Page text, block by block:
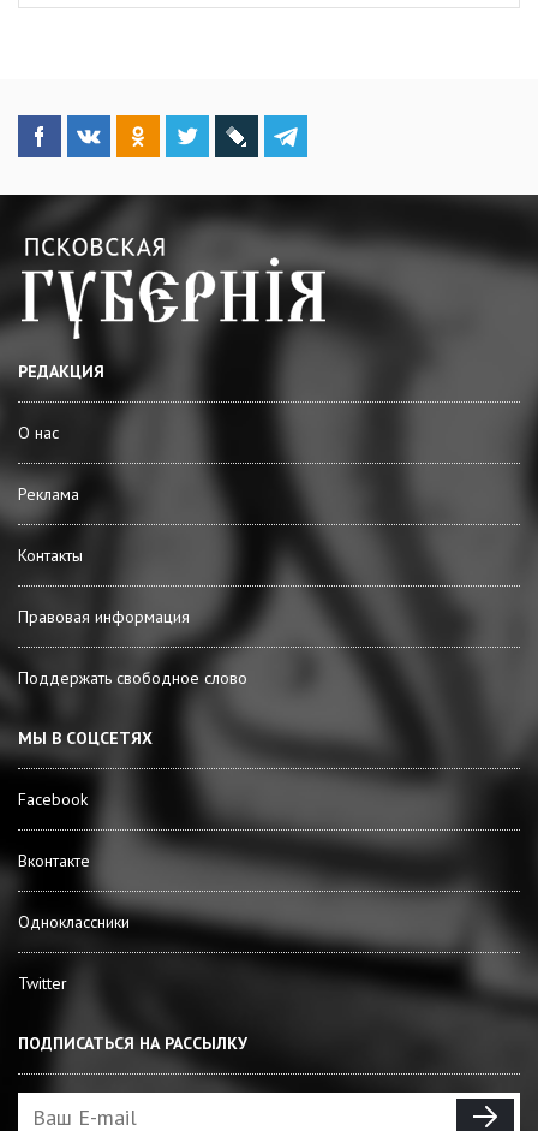
РЕДАКЦИЯ
О нас
Реклама
Контакты
Правовая информация
Поддержать свободное слово
МЫ В СОЦСЕТЯХ
Facebook
Вконтакте
Одноклассники
Twitter
ПОДПИСАТЬСЯ НА РАССЫЛКУ